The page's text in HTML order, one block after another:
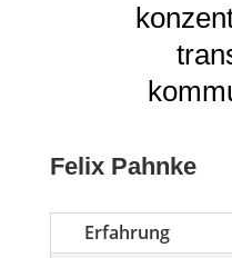
Felix Pahnke
Erfahrung